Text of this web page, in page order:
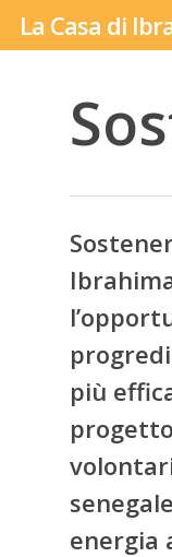
SkipLa Casa di
più
energia